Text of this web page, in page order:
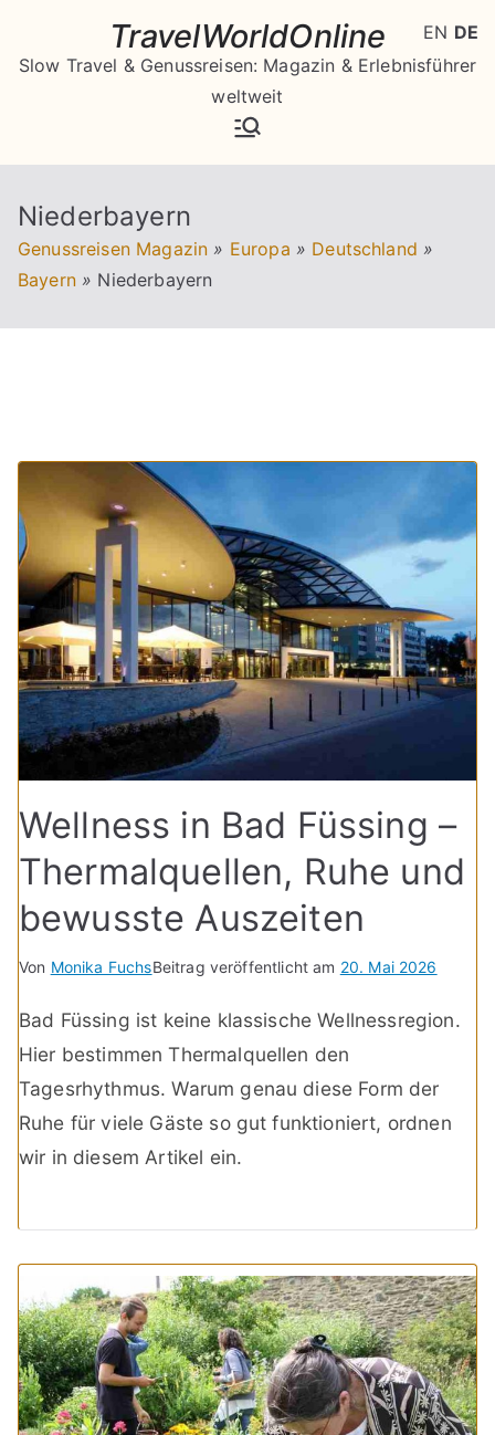
springen
TravelWorldOnline
Slow Travel & Genussreisen: Magazin & Erlebnisführer
weltweit
Niederbayern
Genussreisen Magazin » Europa » Deutschland »
Bayern » Niederbayern
Wellness in Bad Füssing –
Thermalquellen, Ruhe und
bewusste Auszeiten
Von Monika FuchsBeitrag veröffentlicht am 20. Mai 2026
Bad Füssing ist keine klassische Wellnessregion.
Hier bestimmen Thermalquellen den
Tagesrhythmus. Warum genau diese Form der
Ruhe für viele Gäste so gut funktioniert, ordnen
wir in diesem Artikel ein.
EN DE